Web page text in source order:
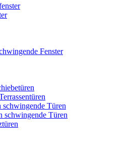
Fenster
schwingende Türen
schwingende Türen